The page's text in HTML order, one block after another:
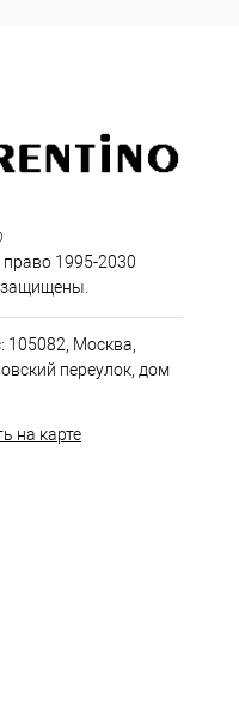
право 1995-2030
105082, Москва,
переулок, дом
на карте